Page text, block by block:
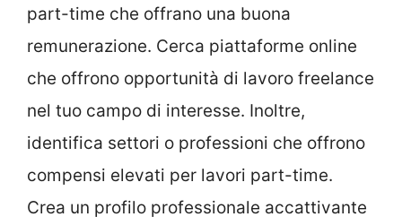
part-time che offrano una buona
remunerazione. Cerca piattaforme online
che offrono opportunità di lavoro freelance
nel tuo campo di interesse. Inoltre,
identifica settori o professioni che offrono
compensi elevati per lavori part-time.
Crea un profilo professionale accattivante